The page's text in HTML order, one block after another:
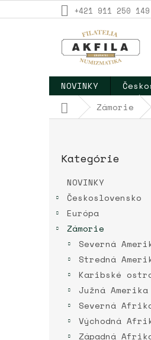
na
+421 911 250 149
NOVINKY
DomovZámorie
B
kategórie
Kategórie
NOVINKY
Československo
Európa
Zámorie
Severná
Stredná
Karibské
Južná Amerika
Severná
Východná
Západná